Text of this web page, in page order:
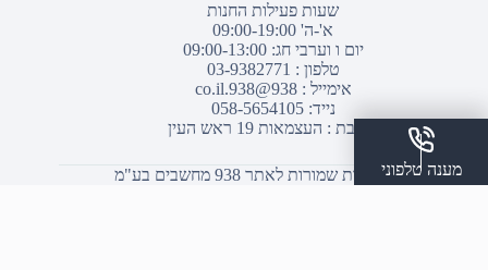
שעות פעילות החנות
א'-ה' 09:00-19:00
יום ו וערבי חג: 09:00-13:00
טלפון : 03-9382771
אימייל :938@938.co.il
נייד: 058-5654105
כתובת : העצמאות 19 ראש העין
© כל הזכויות שמורות לאתר 938 מחשבים בע"מ
מענה טלפוני